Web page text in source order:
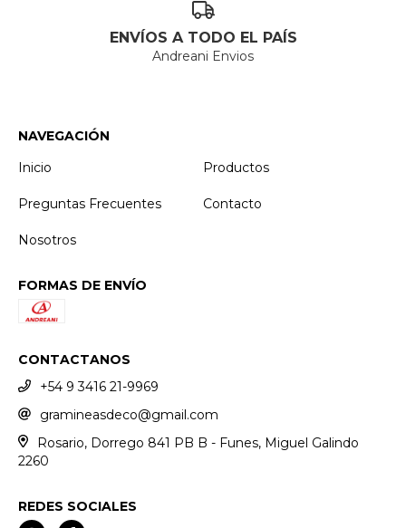
ENVÍOS A TODO EL PAÍS
Andreani Envios
NAVEGACIÓN
Inicio
Productos
Preguntas Frecuentes Contacto
Nosotros
FORMAS DE ENVÍO
CONTACTANOS
+54 9 3416 21-9969
gramineasdeco@gmail.com
Rosario, Dorrego 841 PB B - Funes, Miguel Galindo
2260
REDES SOCIALES